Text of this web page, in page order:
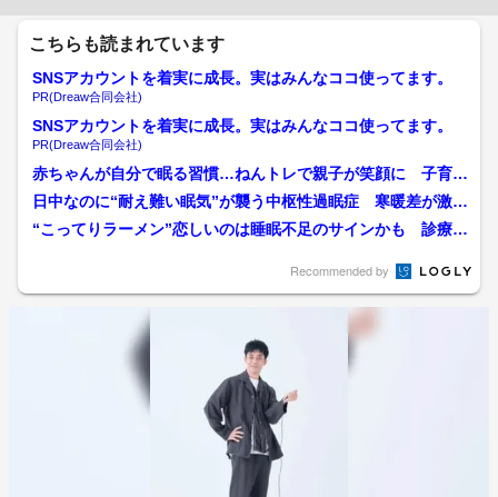
こちらも読まれています
SNSアカウントを着実に成長。実はみんなココ使ってます。
PR(Dreaw合同会社)
SNSアカウントを着実に成長。実はみんなココ使ってます。
PR(Dreaw合同会社)
赤ちゃんが自分で眠る習慣…ねんトレで親子が笑顔に 子育て
1年目で小澤陽子アナが出...
日中なのに“耐え難い眠気”が襲う中枢性過眠症 寒暖差が激し
い春は症状が悪化…大事...
“こってりラーメン”恋しいのは睡眠不足のサインかも 診療科
Recommended by